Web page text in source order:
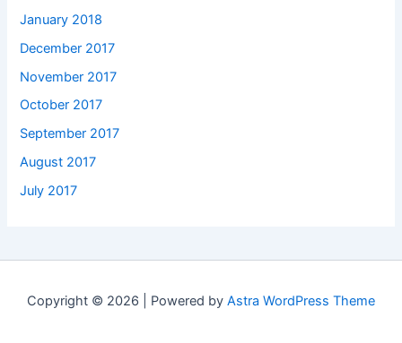
January 2018
December 2017
November 2017
October 2017
September 2017
August 2017
July 2017
Copyright © 2026 | Powered by Astra WordPress Theme